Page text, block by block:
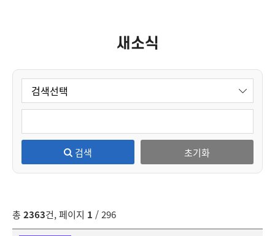
새소식
검색 초기화
총 2363건, 페이지 1 / 296